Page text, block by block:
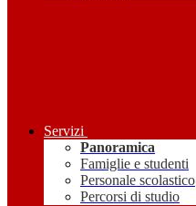
Servizi
Panoramica
Famiglie e studenti
Personale scolastico
Percorsi di studio